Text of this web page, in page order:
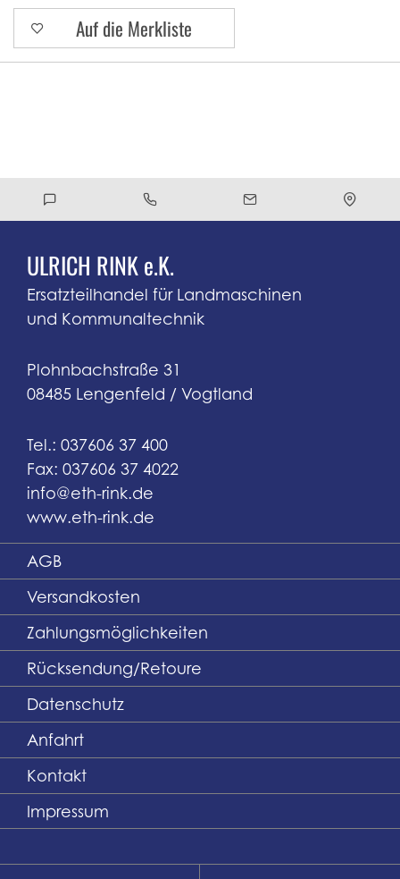
Auf die Merkliste
ULRICH RINK e.K.
Ersatzteilhandel für Landmaschinen
und Kommunaltechnik
Plohnbachstraße 31
08485 Lengenfeld / Vogtland
Tel.: 037606 37 400
Fax: 037606 37 4022
info@eth-rink.de
www.eth-rink.de
Versandkosten
Zahlungsmöglichkeiten
Rücksendung/Retoure
AGB
Datenschutz
Anfahrt
Kontakt
Impressum